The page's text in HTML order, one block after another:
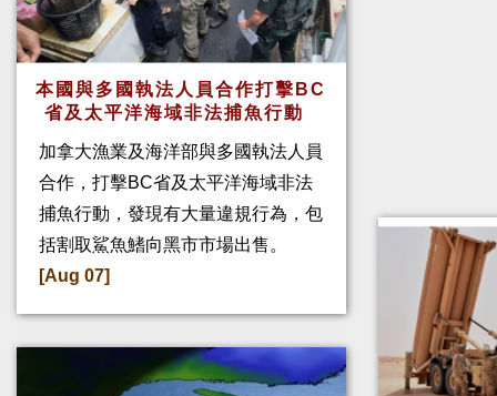
本國與多國執法人員合作打擊BC
省及太平洋海域非法捕魚行動
加拿大漁業及海洋部與多國執法人員
合作，打擊BC省及太平洋海域非法
捕魚行動，發現有大量違規行為，包
括割取鯊魚鰭向黑市市場出售。
[Aug 07]